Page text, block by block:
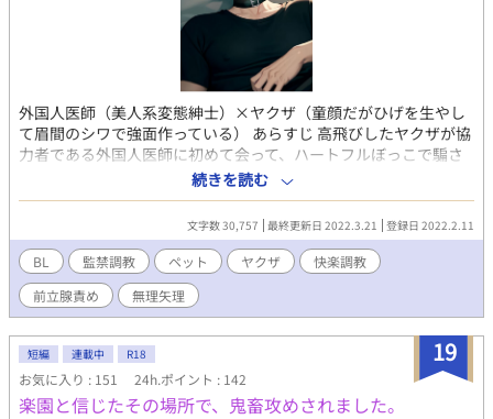
外国人医師（美人系変態紳士）×ヤクザ（童顔だがひげを生やし
て眉間のシワで強面作っている） あらすじ 高飛びしたヤクザが協
力者である外国人医師に初めて会って、ハートフルぼっこで騙さ
れて、ペットになる話。 無理やり、ひどいことはしない（暴力は
なし）。快楽堕ち。 受け:名前 マサ ヤクザ。組でへまをやらか
して高飛びした。強面、顰め面。常に眉間にしわを寄せている。
ひげ。25歳。 攻め:名前 リンク サイコパス。ペットを探してい
る。産婦人科医。紳士的で美しい見た目をしている。35歳。変
態。 ※隠語、モロ語。 ※♡喘ぎ入ります。 ※メスイキ、調教、潮
吹き。 ※攻めが受けをペット扱いしています。 上記が苦手な方、
嫌悪感抱く方は回れ右でお願いします。 苦情は受け付けませんの
で、自己責任で閲覧お願いします。 そしてこちらpixivで投稿した
作品になります。 https://www.pixiv.net/novel/show.php?
id=16692560
続きを読む
文字数 30,757 最終更新日 2022.3.21 登録日 2022.2.11
BL 監禁調教 ペット ヤクザ
快楽調教
前立腺責め
無理矢理
19
短編 連載中 R18
お気に入り : 151 24h.ポイント : 142
楽園と信じたその場所で、鬼畜攻めされました。